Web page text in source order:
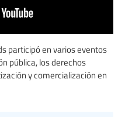
participó en varios eventos
pública, los derechos
y comercialización en